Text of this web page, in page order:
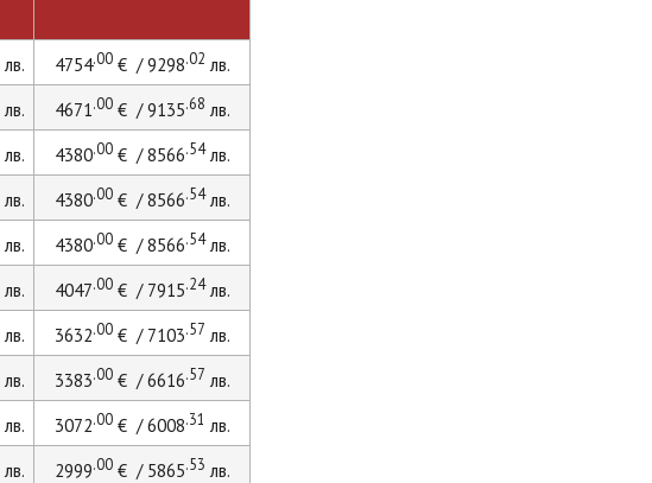
лв. 4754.00€ / 9298.02 лв.
лв. 4671.00€ / 9135.68 лв.
лв. 4380.00€ / 8566.54лв.
лв. 4380.00€ / 8566.54лв.
лв. 4380.00€ / 8566.54лв.
лв. 4047.00€ / 7915.24лв.
лв. 3632.00€ / 7103.57 лв.
лв. 3383.00€ / 6616.57 лв.
лв. 3072.00€ / 6008.31 лв.
лв. 2999.00€ / 5865.53 лв.